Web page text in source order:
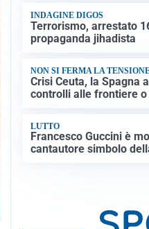
INDAGINE DIGOS
Terrorismo, arrestato
propaganda jihadista
NON SI FERMA LA
Crisi Ceuta, la Spagna
controlli alle frontiere
LUTTO
Francesco Guccini è
cantautore simbolo